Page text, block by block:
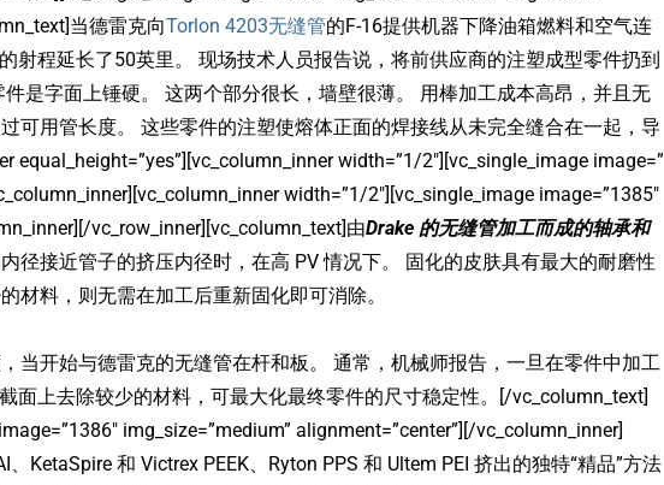
当德雷克向Torlon 4203无缝管的F-16提供机器下降油箱燃料和空气连
射程延长了50英里。 现场技术人员报告说，将前供应商的注塑成型零件扔到
是字面上锤硬。 这两个部分很长，墙壁很薄。 用棒加工成本高昂，并且无
可用管长度。 这些零件的注塑使熔体正面的焊接线从未完全缝合在一起，导
width=”1/2″][vc_single_image image=”
width=”1/2″][vc_single_image image=”1385″
vc_row_inner][vc_column_text]由Drake 的无缝管加工而成的轴承和
径接近管子的挤压内径时，在高 PV 情况下。 固化的皮肤具有最大的耐磨性
材料，则无需在加工后重新固化即可消除。
当开始与德雷克的无缝管在杆和板。 通常，机械师报告，一旦在零件中加工
面上去除较少的材料，可最大化最终零件的尺寸稳定性。[/vc_column_text]
img_size=”medium” alignment=”center”][/vc_column_inner]
KetaSpire 和 Victrex PEEK、Ryton PPS 和 Ultem PEI 挤出的独特“精品”方法